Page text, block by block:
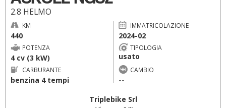
2.8 HELMO
KM
440
IMMATRICOLAZIONE
2024-02
POTENZA
4 cv (3 kW)
TIPOLOGIA
usato
CARBURANTE
benzina 4 tempi
CAMBIO
--
Triplebike Srl